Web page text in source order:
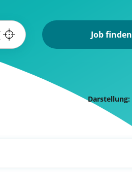
Job finden
Darstellung: